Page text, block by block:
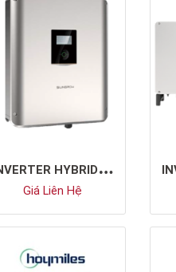
I
NVERTER HYBRID SUNGROW SH5K-30
Giá Liên Hệ